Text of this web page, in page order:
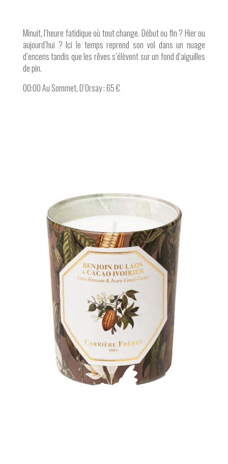
Minuit, l’heure fatidique où tout change. Début ou fin ? Hier ou
aujourd’hui ? Ici le temps reprend son vol dans un nuage
d’encens tandis que les rêves s’élèvent sur un fond d’aiguilles
de pin.
00:00 Au Sommet, D’Orsay : 65 €